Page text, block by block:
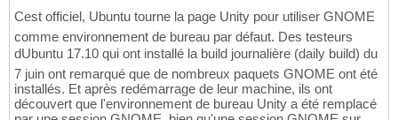
Cest officiel, Ubuntu tourne la page Unity pour utiliser GNOME
comme environnement de bureau par défaut. Des testeurs
dUbuntu 17.10 qui ont installé la build journalière (daily build) du
7 juin ont remarqué que de nombreux paquets GNOME ont été
installés. Et après redémarrage de leur machine, ils ont
découvert que l'environnement de bureau Unity a été remplacé